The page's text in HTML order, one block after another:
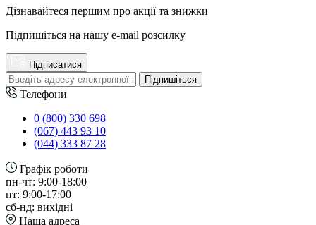
Дізнавайтеся першим про акції та знижки
Підпишіться на нашу e-mail розсилку
Підписатися
Підпишіться
Телефони
0 (800) 330 698
(067) 443 93 10
(044) 333 87 28
Графік роботи
пн-чт: 9:00-18:00
пт: 9:00-17:00
сб-нд: вихідні
Наша адреса